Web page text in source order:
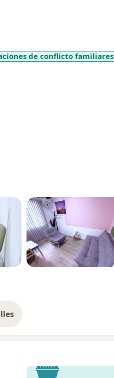
de conflicto familiares
experiencia